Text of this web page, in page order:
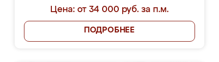
Цена: от 34 000 руб. за п.м.
ПОДРОБНЕЕ